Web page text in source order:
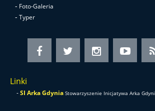
- Foto-Galeria
- Typer
Linki
-SI Arka Gdynia Stowarzyszenie Inicjatywa Arka